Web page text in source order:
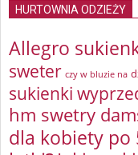
HURTOWNIA ODZIEŻY
Allegro
sweter czy w bluzie na
sukienki
hm swetry
dla kobiety po